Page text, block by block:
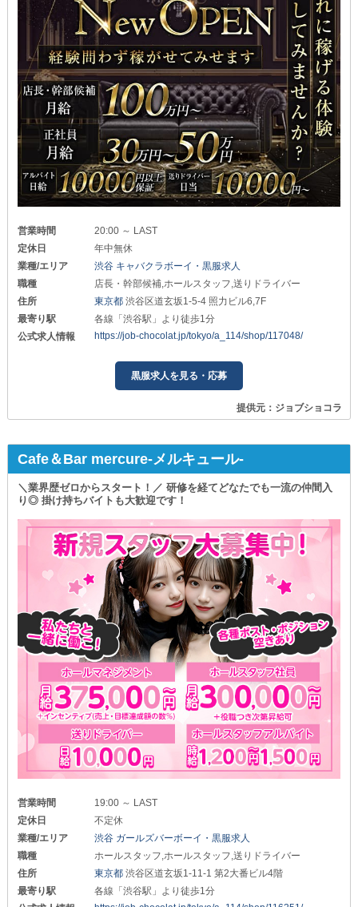
営業時間
20:00 ～ LAST
定休日
年中無休
業種/エリア
渋谷 キャバクラボーイ・黒服求人
職種
店長・幹部候補,ホールスタッフ,送りドライバー
住所
東京都渋谷区道玄坂1-5-4 照力ビル6,7F
最寄り駅
各線「渋谷駅」より徒歩1分
公式求人情報
https://job-chocolat.jp/tokyo/a_114/shop/117048/
黒服求人を見る・応募
提供元：ジョブショコラ
Cafe＆Bar mercure-メルキュール-
＼業界歴ゼロからスタート！／ 研修を経てどなたでも一流の仲間入
り◎ 掛け持ちバイトも大歓迎です！
営業時間
19:00 ～ LAST
定休日
不定休
業種/エリア
渋谷 ガールズバーボーイ・黒服求人
職種
ホールスタッフ,ホールスタッフ,送りドライバー
住所
東京都渋谷区道玄坂1-11-1 第2大番ビル4階
最寄り駅
各線「渋谷駅」より徒歩1分